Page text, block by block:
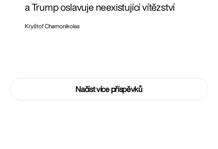
a Trump oslavuje neexistující vítězství
Kryštof Chamonikolas
Načíst více příspěvků